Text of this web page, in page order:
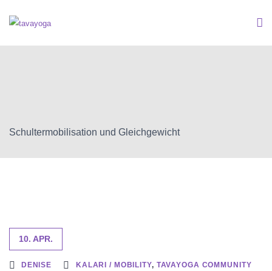
Schultermobilisation und Gleichgewicht
10. APR.
DENISE KALARI / MOBILITY, TAVAYOGA COMMUNITY